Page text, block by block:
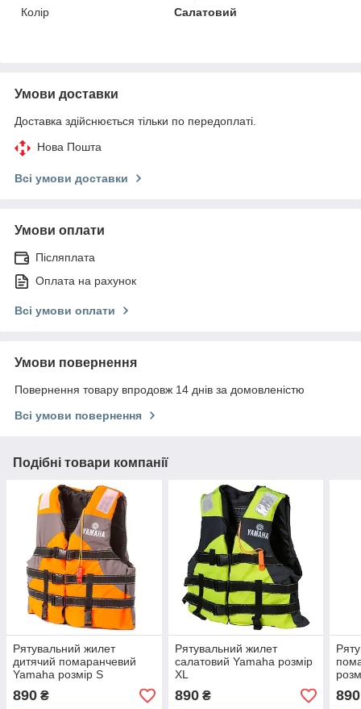
Колір
Салатовий
Умови доставки
Доставка здійснюється тільки по передоплаті.
Нова Пошта
Всі умови доставки
Умови оплати
Післяплата
Оплата на рахунок
Всі умови оплати
Умови повернення
Повернення товару впродовж 14 днів за домовленістю
Всі умови повернення
Подібні товари компанії
Рятувальний жилет
дитячий помаранчевий
Yamaha розмір S
890 ₴
Рятувальний жилет
салатовий Yamaha розмір
XL
890₴ 890